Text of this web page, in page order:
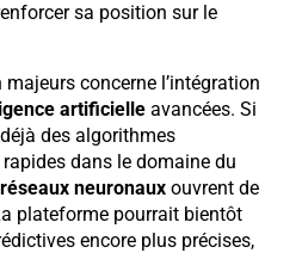
sa position sur le
majeurs concerne l’intégration
artificielle avancées. Si
des algorithmes
dans le domaine du
réseaux neuronaux ouvrent de
plateforme pourrait bientôt
encore plus précises,